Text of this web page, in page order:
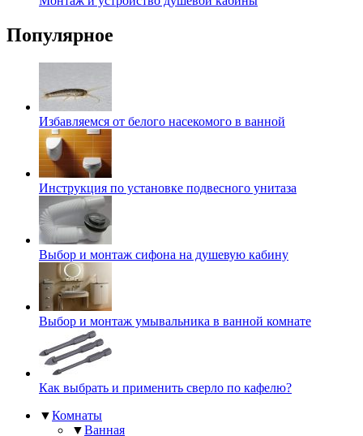
Популярное
Избавляемся от белого насекомого в ванной
Инструкция по установке подвесного унитаза
Выбор и монтаж сифона на душевую кабину
Выбор и монтаж умывальника в ванной комнате
Как выбрать и применить сверло по кафелю?
▼Комнаты
▼Ванная